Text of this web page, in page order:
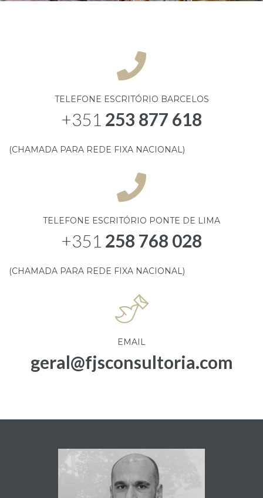
TELEFONE ESCRITÓRIO BARCELOS
+351 253 877 618
(CHAMADA PARA REDE FIXA NACIONAL)
TELEFONE ESCRITÓRIO PONTE DE LIMA
+351 258 768 028
(CHAMADA PARA REDE FIXA NACIONAL)
EMAIL
geral@fjsconsultoria.com